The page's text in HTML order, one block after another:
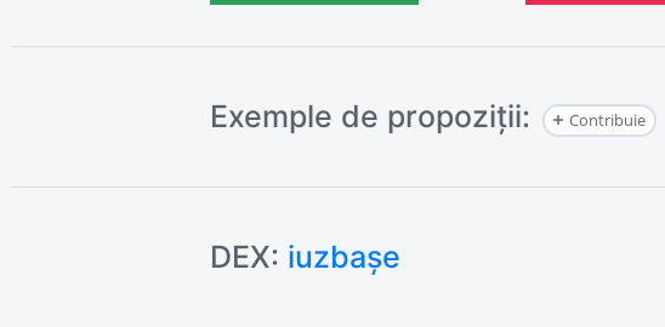
Exemple de propoziții: Contribuie
DEX: iuzbașe